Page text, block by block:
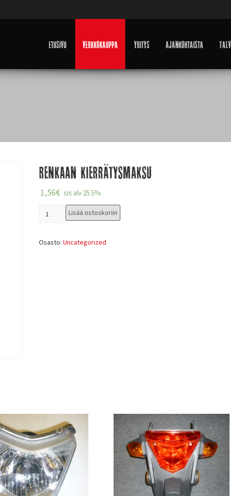
Etusivu Verkkokauppa Yritys Ajankohtaista
Renkaan kierrätysmaksu
1,56€ sis alv 25.5%
Lisää ostoskoriin
Osasto: Uncategorized